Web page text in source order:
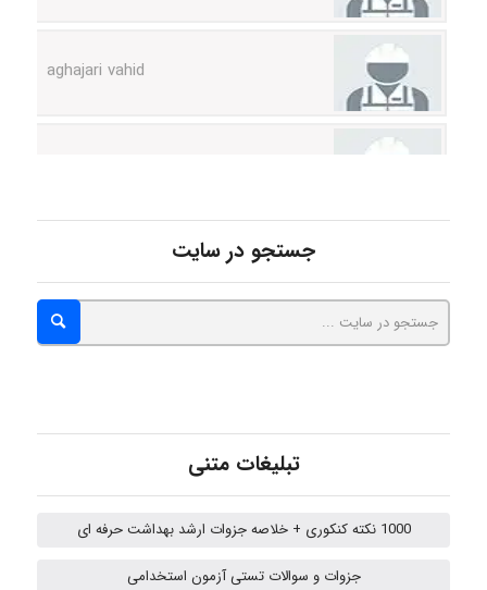
hosein abdolvand
جستجو در سایت
تبلیغات متنی
1000 نکته کنکوری + خلاصه جزوات ارشد بهداشت حرفه ای
جزوات و سوالات تستی آزمون استخدامی